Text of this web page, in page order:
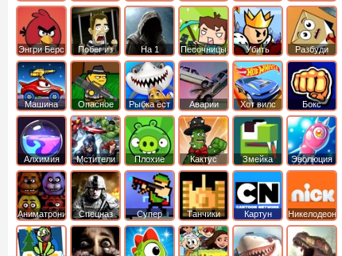
мороженое
головами
джерри
Приключения
Энгри Берс
Побег из
тюрьмы
На 1 Песочницы
Убить
короля
Разбуди
коробку
Машина
ест
машину
Опасное
оружие
Рыбка ест
рыбку
Аварии
машин
Хот вилс Бокс
Алхимия Мстители
Плохие
свинки
Кактус
маккой
Змейка Эволюция
Аниматроники Спецназ
Супер
бойцы
Танчики
Картун
нетворк
Никелодеон